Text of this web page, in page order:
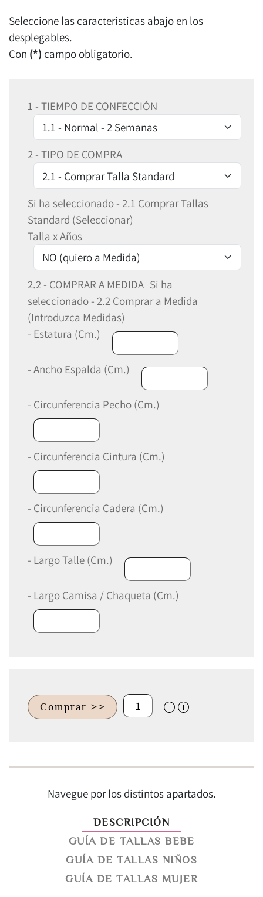
Seleccione las caracteristicas abajo en los
desplegables.
Con (*) campo obligatorio.
1 - TIEMPO DE CONFECCIÓN
2 - TIPO DE COMPRA
Si ha seleccionado - 2.1 Comprar Tallas
Standard (Seleccionar)
Talla x Años
2.2 - COMPRAR A MEDIDA Si ha
seleccionado - 2.2 Comprar a Medida
(Introduzca Medidas)
- Estatura (Cm.)
- Ancho Espalda (Cm.)
- Circunferencia Pecho (Cm.)
- Circunferencia Cintura (Cm.)
- Circunferencia Cadera (Cm.)
- Largo Talle (Cm.)
- Largo Camisa / Chaqueta (Cm.)
Comprar >>
Navegue por los distintos apartados.
DESCRIPCIÓN
GUÍA DE TALLAS BEBE
GUÍA DE TALLAS NIÑOS
GUÍA DE TALLAS MUJER